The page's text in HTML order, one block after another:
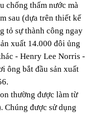
chống thấm nước mà
sau (dựa trên thiết kế
tỏ sự thành công ngay
xuất 14.000 đôi ủng
- Henry Lee Norris -
ông bắt đầu sản xuất
thường được làm từ
Chúng được sử dụng